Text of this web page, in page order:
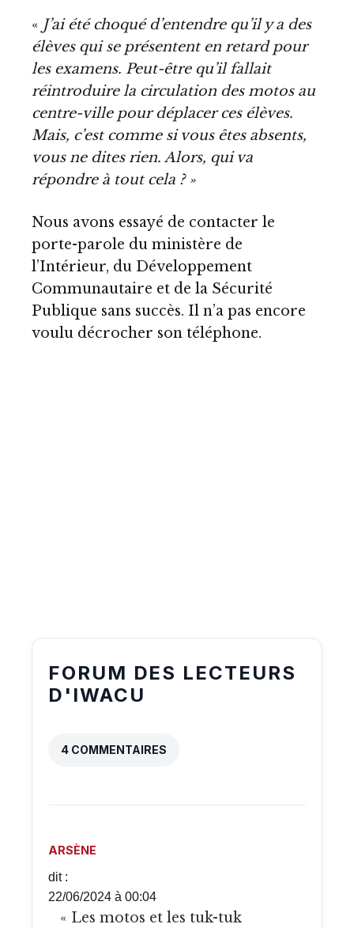
« J’ai été choqué d’entendre qu’il y a des
élèves qui se présentent en retard pour
les examens. Peut-être qu’il fallait
réintroduire la circulation des motos au
centre-ville pour déplacer ces élèves.
Mais, c’est comme si vous êtes absents,
vous ne dites rien. Alors, qui va
répondre à tout cela ? »
Nous avons essayé de contacter le
porte-parole du ministère de
l’Intérieur, du Développement
Communautaire et de la Sécurité
Publique sans succès. Il n’a pas encore
voulu décrocher son téléphone.
FORUM DES LECTEURS
D'IWACU
4 COMMENTAIRES
ARSÈNE
dit :
22/06/2024 à 00:04
« Les motos et les tuk-tuk